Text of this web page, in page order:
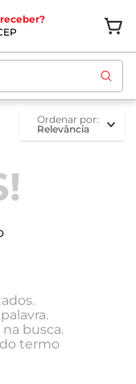
ordenar por
Relevância
busca.
termo